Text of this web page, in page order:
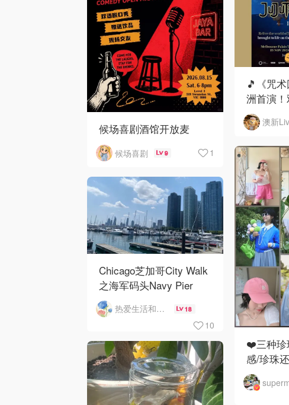
候场喜剧酒馆开放麦
候场喜剧 9 1
🎵《咒
洲首演！
❤️三种珍
感/珍珠
Chicago芝加哥City Walk
之海军码头Navy Pier
热爱生活和自由的轻舞飞扬 18
10